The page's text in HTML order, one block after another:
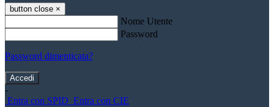
button close ×
Nome Utente
Password
Password dimenticata?
-
Entra con SPID Entra con CIE